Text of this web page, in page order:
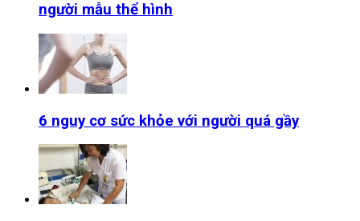
người mẫu thể hình
6 nguy cơ sức khỏe với người quá gầy